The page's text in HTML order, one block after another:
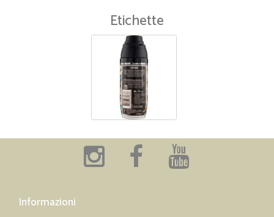
Etichette
Informazioni